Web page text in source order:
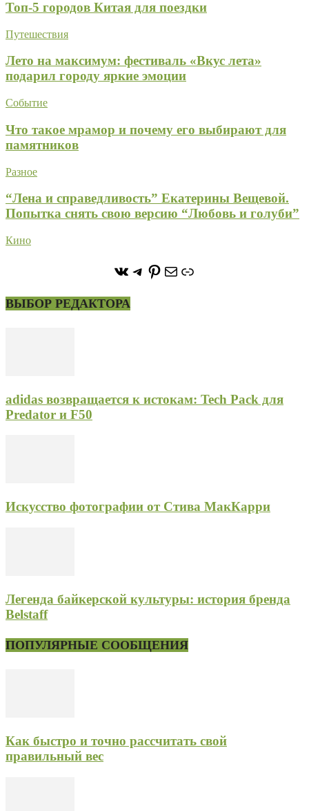
Топ-5 городов Китая для поездки
Путешествия
Лето на максимум: фестиваль «Вкус лета»
подарил городу яркие эмоции
Событие
Что такое мрамор и почему его выбирают для
памятников
Разное
“Лена и справедливость” Екатерины Вещевой.
Попытка снять свою версию “Любовь и голуби”
Кино
https://vk.com/
https://t.me/stoneforest
https://
ПочтаСсылка
ВЫБОР РЕДАКТОРА
adidas возвращается к истокам: Tech Pack для
Predator и F50
Искусство фотографии от Стива МакКарри
Легенда байкерской культуры: история бренда
Belstaff
ПОПУЛЯРНЫЕ СООБЩЕНИЯ
Как быстро и точно рассчитать свой
правильный вес